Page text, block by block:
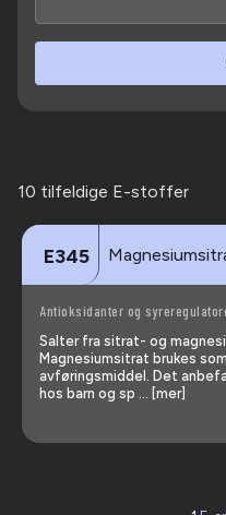
10 tilfeldige E-stoffer
E345
Antioksidanter og
Salter fra sitrat- og
Magnesiumsitrat brukes
avføringsmiddel. Det
hos barn og sp … [mer]